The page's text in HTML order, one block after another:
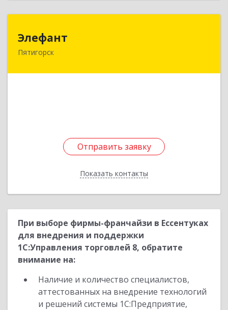
Элефант
Пятигорск
Отправить заявку
Показать контакты
357500, Ставропольский край, Пятигорск г,
Отправить заявку
Назад
При выборе фирмы-франчайзи в Ессентуках
для внедрения и поддержки
1С:Управления торговлей 8, обратите
внимание на:
Наличие и количество специалистов,
аттестованных на внедрение технологий
и решений системы 1С:Предприятие,